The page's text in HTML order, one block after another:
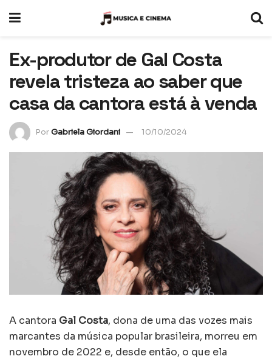
Ex-produtor de Gal Costa
revela tristeza ao saber que
casa da cantora está à venda
PorGabriela Giordani 10/10/2024
A cantora Gal Costa, dona de uma das vozes mais
marcantes da música popular brasileira, morreu em
novembro de 2022 e, desde então, o que ela